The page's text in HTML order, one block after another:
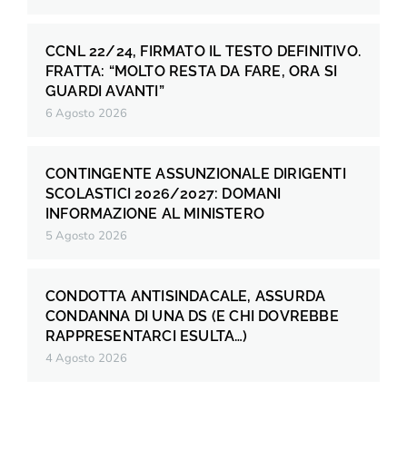
CCNL 22/24, FIRMATO IL TESTO DEFINITIVO.
FRATTA: “MOLTO RESTA DA FARE, ORA SI
GUARDI AVANTI”
6 Agosto 2026
CONTINGENTE ASSUNZIONALE DIRIGENTI
SCOLASTICI 2026/2027: DOMANI
INFORMAZIONE AL MINISTERO
5 Agosto 2026
CONDOTTA ANTISINDACALE, ASSURDA
CONDANNA DI UNA DS (E CHI DOVREBBE
RAPPRESENTARCI ESULTA…)
4 Agosto 2026